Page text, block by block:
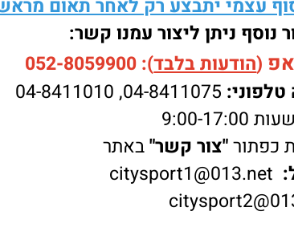
עצמי יתבצע רק לאחר תאום מראש
נוסף ניתן ליצור עמנו קשר:
(הודעות בלבד):
052-8059900
04-8411075
,
04-8411010
"צור קשר"באתר
citysport1@013.net